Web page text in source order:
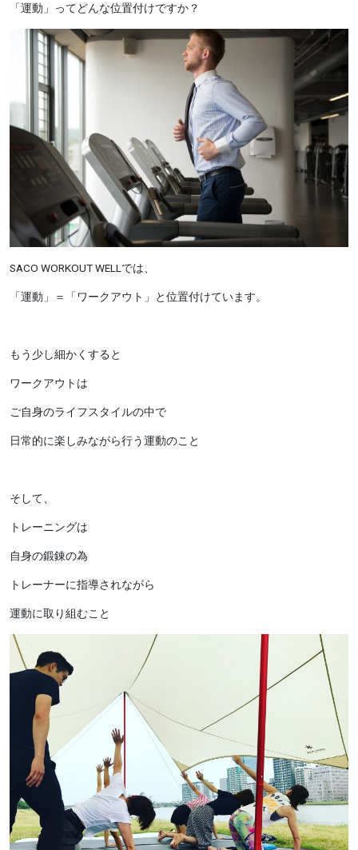
「運動」ってどんな位置付けですか？
SACO WORKOUT WELLでは、
「運動」＝「ワークアウト」と位置付けています。
もう少し細かくすると
ワークアウトは
ご自身のライフスタイルの中で
日常的に楽しみながら行う運動のこと
そして、
トレーニングは
自身の鍛錬の為
トレーナーに指導されながら
運動に取り組むこと